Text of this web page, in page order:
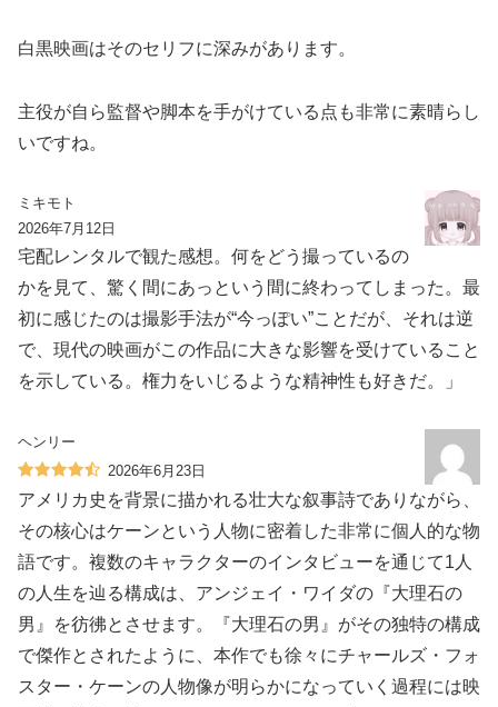
白黒映画はそのセリフに深みがあります。
主役が自ら監督や脚本を手がけている点も非常に素晴らし
いですね。
ミキモト
2026年7月12日
宅配レンタルで観た感想。何をどう撮っているの
かを見て、驚く間にあっという間に終わってしまった。最
初に感じたのは撮影手法が“今っぽい”ことだが、それは逆
で、現代の映画がこの作品に大きな影響を受けていること
を示している。権力をいじるような精神性も好きだ。」
ヘンリー
2026年6月23日
アメリカ史を背景に描かれる壮大な叙事詩でありながら、
その核心はケーンという人物に密着した非常に個人的な物
語です。複数のキャラクターのインタビューを通じて1人
の人生を辿る構成は、アンジェイ・ワイダの『大理石の
男』を彷彿とさせます。『大理石の男』がその独特の構成
で傑作とされたように、本作でも徐々にチャールズ・フォ
スター・ケーンの人物像が明らかになっていく過程には映